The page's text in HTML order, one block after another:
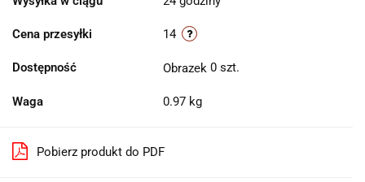
Cena przesyłki 14
Dostępność 0 szt.
Waga 0.97 kg
Pobierz produkt do PDF